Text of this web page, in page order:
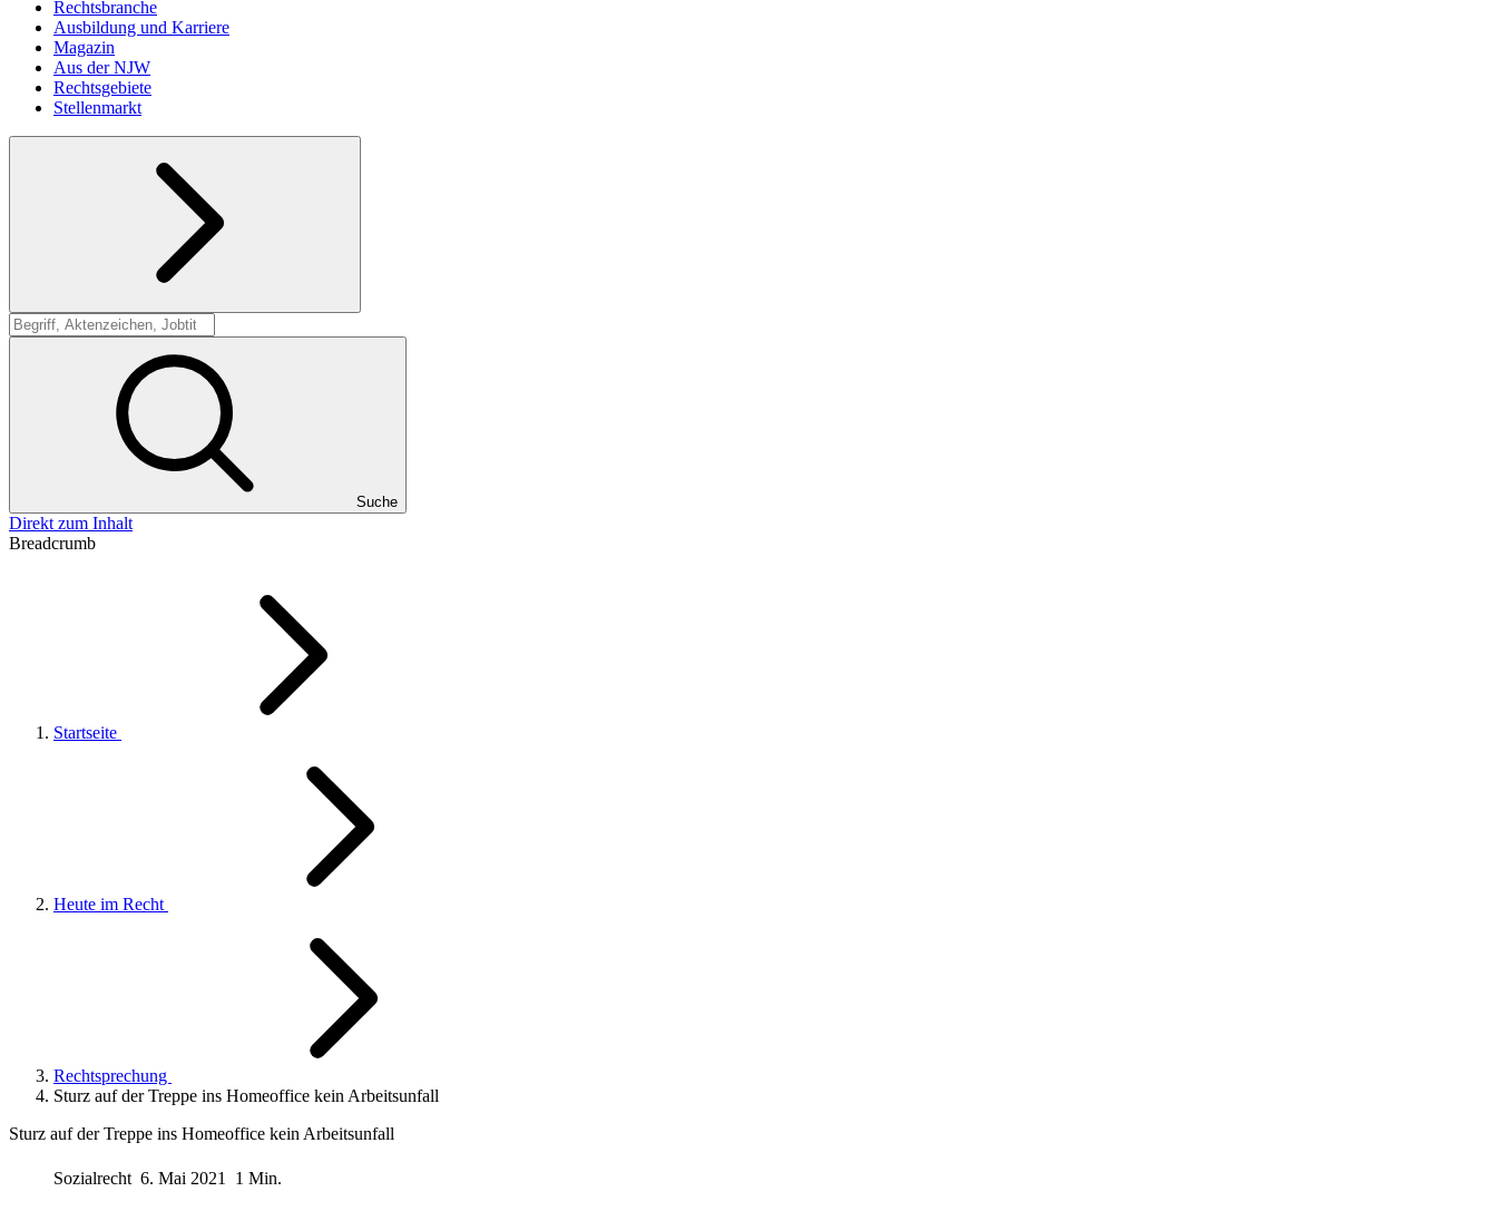
Rechtsbranche
Ausbildung und Karriere
Magazin
Aus der NJW
Rechtsgebiete
Stellenmarkt
Suche
Suche
Direkt zum Inhalt
Breadcrumb
Startseite
Heute im Recht
Rechtsprechung
Sturz auf der Treppe ins Homeoffice kein Arbeitsunfall
Sturz auf der Treppe ins Homeoffice kein Arbeitsunfall
Sozialrecht 6. Mai 2021 1 Min.